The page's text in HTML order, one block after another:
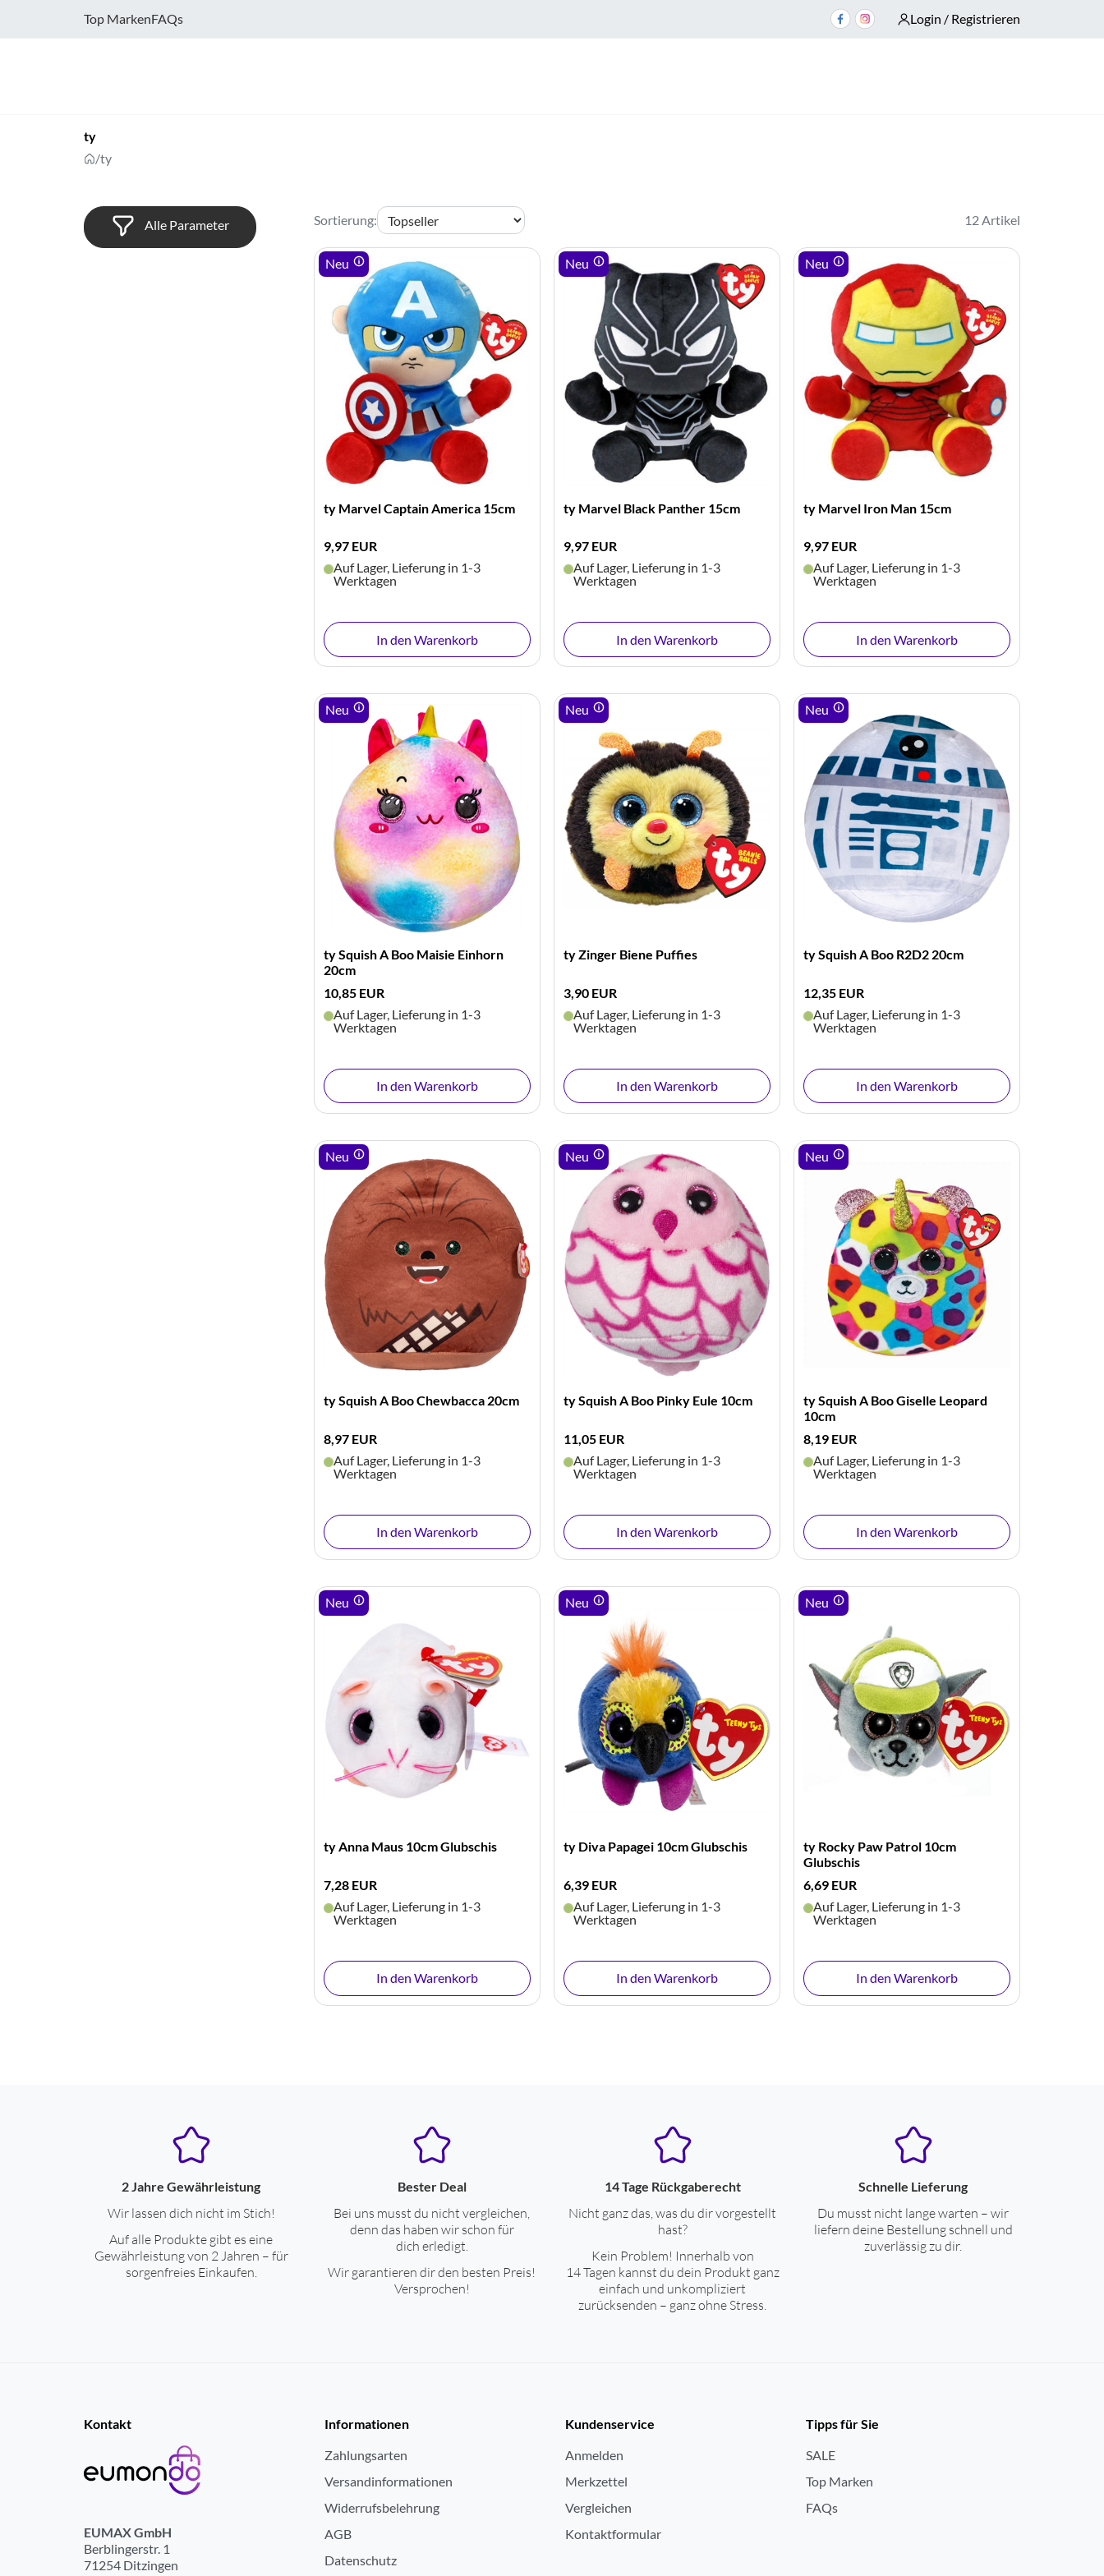
Top MarkenFAQs Login / Registrieren
ty
/ty
Alle Parameter Sortierung: 12 Artikel
ty Marvel Captain America 15cm
9,97 EUR
Auf Lager, Lieferung in 1-3
Werktagen
In den Warenkorb
Neu
ty Marvel Black Panther 15cm
9,97 EUR
Auf Lager, Lieferung in 1-3
Werktagen
In den Warenkorb
Neu
ty Marvel Iron Man 15cm
9,97 EUR
Auf Lager, Lieferung in 1-3
Werktagen
In den Warenkorb
Neu
ty Squish A Boo Maisie Einhorn
20cm
10,85 EUR
Auf Lager, Lieferung in 1-3
Werktagen
In den Warenkorb
Neu
ty Zinger Biene Puffies
3,90 EUR
Auf Lager, Lieferung in 1-3
Werktagen
In den Warenkorb
Neu
ty Squish A Boo R2D2 20cm
12,35 EUR
Auf Lager, Lieferung in 1-3
Werktagen
In den Warenkorb
Neu
ty Squish A Boo Chewbacca 20cm
8,97 EUR
Auf Lager, Lieferung in 1-3
Werktagen
In den Warenkorb
Neu
ty Squish A Boo Pinky Eule 10cm
11,05 EUR
Auf Lager, Lieferung in 1-3
Werktagen
In den Warenkorb
Neu
ty Squish A Boo Giselle Leopard
10cm
8,19 EUR
Auf Lager, Lieferung in 1-3
Werktagen
In den Warenkorb
Neu
ty Anna Maus 10cm Glubschis
7,28 EUR
Auf Lager, Lieferung in 1-3
Werktagen
In den Warenkorb
Neu
ty Diva Papagei 10cm Glubschis
6,39 EUR
Auf Lager, Lieferung in 1-3
Werktagen
In den Warenkorb
Neu
ty Rocky Paw Patrol 10cm
Glubschis
6,69 EUR
Auf Lager, Lieferung in 1-3
Werktagen
In den Warenkorb
Neu
2 Jahre Gewährleistung
Wir lassen dich nicht im Stich!
Auf alle Produkte gibt es eine
Gewährleistung von 2 Jahren – für
sorgenfreies Einkaufen.
Bester Deal
Bei uns musst du nicht vergleichen,
denn das haben wir schon für
dich erledigt.
Wir garantieren dir den besten Preis!
Versprochen!
14 Tage Rückgaberecht
Nicht ganz das, was du dir vorgestellt
hast?
Kein Problem! Innerhalb von
14 Tagen kannst du dein Produkt ganz
einfach und unkompliziert
zurücksenden – ganz ohne Stress.
Schnelle Lieferung
Du musst nicht lange warten – wir
liefern deine Bestellung schnell und
zuverlässig zu dir.
Kontakt
EUMAX GmbH
Berblingerstr. 1
71254 Ditzingen
Informationen
Zahlungsarten
Versandinformationen
Widerrufsbelehrung
AGB
Datenschutz
Kundenservice
Anmelden
Merkzettel
Vergleichen
Kontaktformular
Tipps für Sie
SALE
Top Marken
FAQs